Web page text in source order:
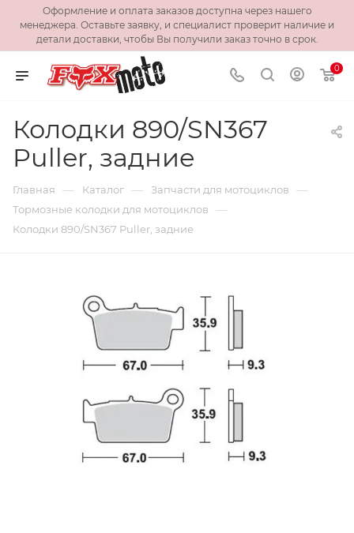
Оформление и оплата заказов доступна через нашего
менеджера. Оставьте заявку, и специалист проверит наличие и
детали доставки, чтобы Вы получили заказ точно в срок.
0
Колодки 890/SN367
Puller, задние
Главная — Каталог — Запчасти для мотоциклов —
Тормозные колодки для мотоциклов —
Колодки 890/SN367 Puller, задние